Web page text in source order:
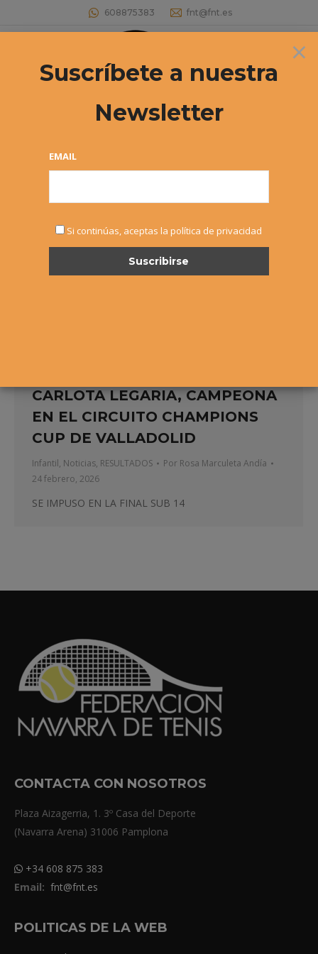
608875383 fnt@fnt.es
Buscar:
Archivos diarios: 24 febrero, 2026
CARLOTA LEGARIA, CAMPEONA
EN EL CIRCUITO CHAMPIONS
CUP DE VALLADOLID
Infantil, Noticias, RESULTADOS Por Rosa Marculeta Andía
24 febrero, 2026
SE IMPUSO EN LA FINAL SUB 14
CONTACTA CON NOSOTROS
Plaza Aizagerria, 1. 3º Casa del Deporte
(Navarra Arena) 31006 Pamplona
+34 608 875 383
Email: fnt@fnt.es
POLITICAS DE LA WEB
×
Suscríbete a nuestra
Newsletter
EMAIL
Si continúas, aceptas la política de privacidad